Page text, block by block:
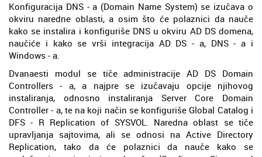
Konfiguracija DNS - a (Domain Name System) se izučava o
okviru naredne oblasti, a osim što će polaznici da nauče
kako se instalira i konfiguriše DNS u okviru AD DS domena,
naučiće i kako se vrši integracija AD DS - a, DNS - a i
Windows - a.
Dvanaesti modul se tiče administracije AD DS Domain
Controllers - a, a najpre se izučavaju opcije njihovog
instaliranja, odnosno instaliranja Server Core Domain
Controller - a, te na koji način se konfiguriše Global Catalog i
DFS - R Replication of SYSVOL. Naredna oblast se tiče
upravljanja sajtovima, ali se odnosi na Active Directory
Replication, tako da će polaznici da nauče kako se